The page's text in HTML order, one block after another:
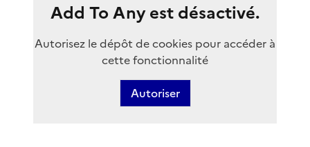
Add To Any est désactivé.
Autorisez le dépôt de cookies pour accéder à
cette fonctionnalité
Autoriser